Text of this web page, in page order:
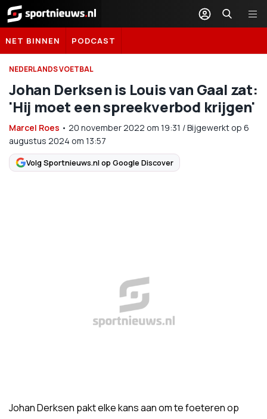
Sportnieuws.nl
NET BINNEN PODCAST
NEDERLANDS VOETBAL
Johan Derksen is Louis van Gaal zat:
'Hij moet een spreekverbod krijgen'
Marcel Roes • 20 november 2022 om 19:31 /Bijgewerkt op 6
augustus 2024 om 13:57
Volg Sportnieuws.nl op Google Discover
Johan Derksen pakt elke kans aan om te foeteren op